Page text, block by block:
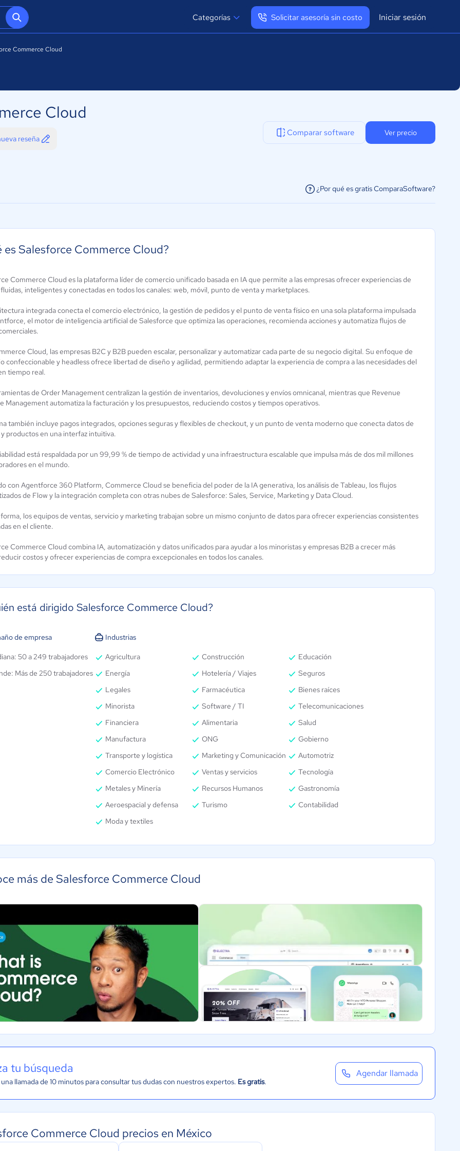
Categorías Solicitar asesoría sin costo Iniciar sesión
Commerce Cloud
Cloud
reseña
Comparar software Ver precio
¿Por qué es gratis ComparaSoftware?
/ 5
SAP CRM
3.2 / 5
Representative24
Aún sin calificación
Aún sin
calificación
es Salesforce Commerce Cloud?
Commerce Cloud es la plataforma líder de comercio unificado basada en IA que permite a las empresas ofrecer experiencias de
inteligentes y conectadas en todos los canales: web, móvil, punto de venta y marketplaces.
integrada conecta el comercio electrónico, la gestión de pedidos y el punto de venta físico en una sola plataforma impulsada
el motor de inteligencia artificial de Salesforce que optimiza las operaciones, recomienda acciones y automatiza flujos de
Cloud, las empresas B2C y B2B pueden escalar, personalizar y automatizar cada parte de su negocio digital. Su enfoque de
confeccionable y headless ofrece libertad de diseño y agilidad, permitiendo adaptar la experiencia de compra a las necesidades del
tiempo real.
de Order Management centralizan la gestión de inventarios, devoluciones y envíos omnicanal, mientras que Revenue
Management automatiza la facturación y los presupuestos, reduciendo costos y tiempos operativos.
también incluye pagos integrados, opciones seguras y flexibles de checkout, y un punto de venta moderno que conecta datos de
productos en una interfaz intuitiva.
está respaldada por un 99,99 % de tiempo de actividad y una infraestructura escalable que impulsa más de dos mil millones
en el mundo.
con Agentforce 360 Platform, Commerce Cloud se beneficia del poder de la IA generativa, los análisis de Tableau, los flujos
de Flow y la integración completa con otras nubes de Salesforce: Sales, Service, Marketing y Data Cloud.
los equipos de ventas, servicio y marketing trabajan sobre un mismo conjunto de datos para ofrecer experiencias consistentes
en el cliente.
Commerce Cloud combina IA, automatización y datos unificados para ayudar a los minoristas y empresas B2B a crecer más
costos y ofrecer experiencias de compra excepcionales en todos los canales.
está dirigido Salesforce Commerce Cloud?
de empresa
50 a 249 trabajadores
Más de 250 trabajadores
Industrias
Agricultura Construcción
Educación
Energía
Hotelería / Viajes
Seguros
Legales
Farmacéutica
Bienes raíces
Minorista
Software / TI
Telecomunicaciones
Financiera
Alimentaria
Salud
Manufactura
ONG
Gobierno
Transporte y logística
Marketing y Comunicación
Automotriz
Comercio Electrónico
Ventas y servicios
Tecnología
Metales y Minería
Recursos Humanos
Gastronomía
Aeroespacial y defensa
Turismo
Contabilidad
Moda y textiles
más de Salesforce Commerce Cloud
tu búsqueda
llamada de 10 minutos para consultar tus dudas con nuestros expertos. Es gratis.
Agendar llamada
Commerce Cloud precios en México